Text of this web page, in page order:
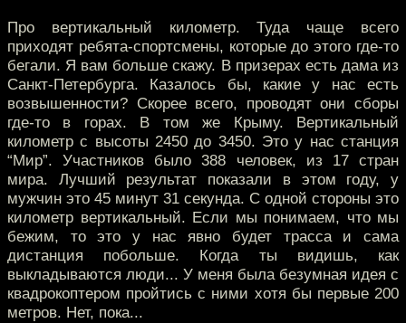
Про вертикальный километр. Туда чаще всего
приходят ребята-спортсмены, которые до этого где-то
бегали. Я вам больше скажу. В призерах есть дама из
Санкт-Петербурга. Казалось бы, какие у нас есть
возвышенности? Скорее всего, проводят они сборы
где-то в горах. В том же Крыму. Вертикальный
километр с высоты 2450 до 3450. Это у нас станция
“Мир”. Участников было 388 человек, из 17 стран
мира. Лучший результат показали в этом году, у
мужчин это 45 минут 31 секунда. С одной стороны это
километр вертикальный. Если мы понимаем, что мы
бежим, то это у нас явно будет трасса и сама
дистанция побольше. Когда ты видишь, как
выкладываются люди... У меня была безумная идея с
квадрокоптером пройтись с ними хотя бы первые 200
метров. Нет, пока...